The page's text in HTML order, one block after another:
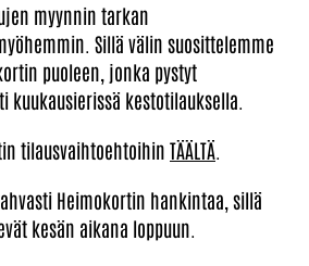
myynnin tarkan
Sillä välin suosittelemme
puoleen, jonka pystyt
kuukausierissä kestotilauksella.
tilausvaihtoehtoihin TÄÄLTÄ
Heimokortin hankintaa, sillä
kesän aikana loppuun.